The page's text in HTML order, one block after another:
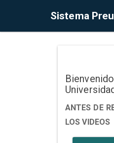
Sistema
ANTES DE
LOS VIDEOS